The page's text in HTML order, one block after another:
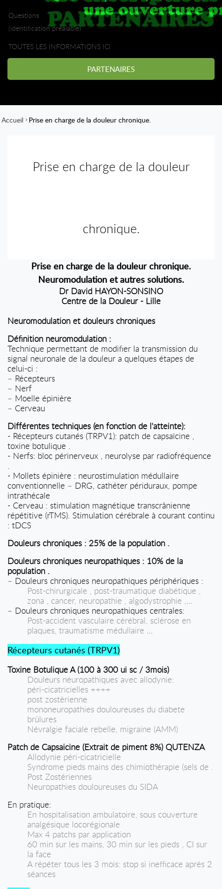
Questions
(identification préalable)
TOUTES LES INFORMATIONS ICI
PARTENAIRES
Accueil Prise en charge de la douleur chronique.
Prise en charge de la douleur
chronique.
Prise en charge de la douleur chronique.
Neuromodulation et autres solutions.
Dr David HAYON-SONSINO
Centre de la Douleur - Lille
Neuromodulation et douleurs chroniques
Définition neuromodulation :
Technique permettant de modifier la transmission du
signal neuronale de la douleur a quelques étapes de
celui-ci :
– Récepteurs
– Nerf
– Moelle épinière
– Cerveau
Différentes techniques (en fonction de l'atteinte):
- Récepteurs cutanés (TRPV1): patch de capsaïcine ,
toxine botulique .
- Nerfs: bloc périnerveux , neurolyse par radiofréquence
.
- Mollets épinière : neurostimulation médullaire
conventionnelle – DRG, cathéter périduraux, pompe
intrathécale
- Cerveau : stimulation magnétique transcrânienne
répétitive (rTMS). Stimulation cérébrale à courant continu
: tDCS
Douleurs chroniques : 25% de la population .
Douleurs chroniques neuropathiques : 10% de la
population .
– Douleurs chroniques neuropathiques périphériques :
Post-chirurgicale , post-traumatique diabétique ,
zona , cancer, neuropathie , algodystrophie ,…
– Douleurs chroniques neuropathiques centrales:
Post-accident vasculaire cérébral, sclérose en
plaques, traumatisme médullaire …
Récepteurs cutanés (TRPV1)
Toxine Botulique A (100 à 300 ui sc / 3mois)
Douleurs neuropathiques avec allodynie:
péri-cicatricielles ++++
post zostèrienne
mononeuropathies douloureuses du diabete
brûlures
Névralgie faciale rebelle, migraine (AMM)
Patch de Capsaicine (Extrait de piment 8%) QUTENZA
Allodynie péri-cicatricielle
Syndrome pieds mains des chimiothérapie (sels de .
Post Zostériennes
Neuropathies douloureuses du SIDA
En pratique:
En hospitalisation ambulatoire, sous couverture
analgésique locorégionale
Max 4 patchs par application
60 min sur les mains, 30 min sur les pieds , CI sur
la face
A répéter tous les 3 mois: stop si inefficace après 2
séances